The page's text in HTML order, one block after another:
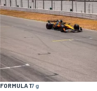
FORMULA 17 g